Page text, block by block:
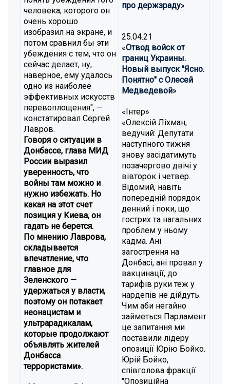
человека, которого он
очень хорошо
изобразил на экране, и
потом сравнил бы эти
убеждения с тем, что он
сейчас делает, ну,
наверное, ему удалось
одно из наиболее
эффективных искусств
перевоплощения", —
констатировал Сергей
Лавров.
Говоря о ситуации в
Донбассе, глава МИД
России выразил
уверенность, что
войны там можно и
нужно избежать. Но
какая на этот счет
позиция у Киева, он
гадать не берется.
По мнению Лаврова,
складывается
впечатление, что
главное для
Зеленского —
удержаться у власти,
поэтому он потакает
неонацистам и
ультрарадикалам,
которые продолжают
объявлять жителей
Донбасса
террористами».
про держзраду»
25.04.21
«Отвод войск от
границ Украины.
Новый выпуск "Ясно.
Понятно" с Олесей
Медведевой»
«Інтер»
«Олексій Ліхман,
ведучий: Депутати
наступного тижня
знову засідатимуть
позачергово двічі у
вівторок і четвер.
Відомий, навіть
попередній порядок
денний і поки, що
гострих та нагальних
проблем у ньому
кадма. Ані
загострення на
Донбасі, ані провал у
вакцинації, до
тарифів руки теж у
нардепів не дійдуть.
Чим аби негайно
займеться Парламент
це запитання ми
поставили лідеру
опозиції Юрію Бойко.
Юрій Бойко,
співголова фракції
"Опозиційна